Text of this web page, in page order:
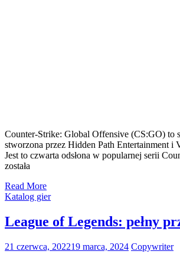
Counter-Strike: Global Offensive (CS:GO) to
stworzona przez Hidden Path Entertainment i
Jest to czwarta odsłona w popularnej serii
została
Read More
Katalog gier
League of Legends: pełny
21 czerwca, 202219 marca, 2024 Copywriter